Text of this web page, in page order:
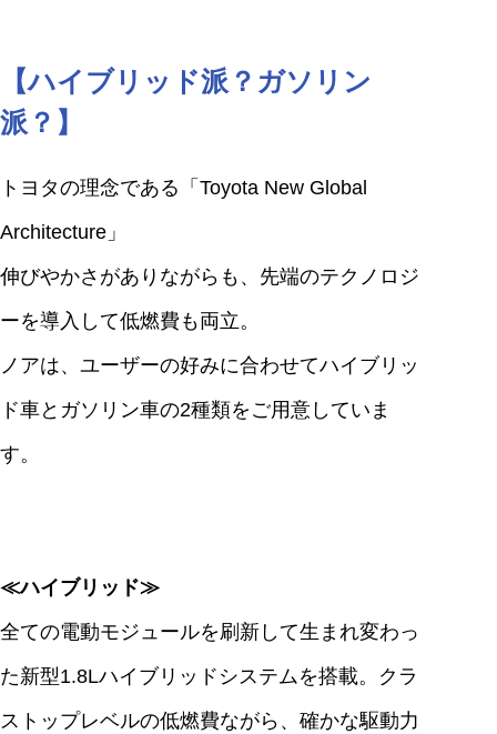
【ハイブリッド派？ガソリン
派？】
トヨタの理念である「Toyota New Global
Architecture」
伸びやかさがありながらも、先端のテクノロジ
ーを導入して低燃費も両立。
ノアは、ユーザーの好みに合わせてハイブリッ
ド車とガソリン車の2種類をご用意していま
す。
≪ハイブリッド≫
全ての電動モジュールを刷新して生まれ変わっ
た新型1.8Lハイブリッドシステムを搭載。クラ
ストップレベルの低燃費ながら、確かな駆動力